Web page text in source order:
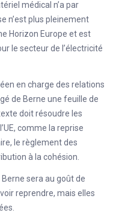
médical n’a par
n’est plus pleinement
Horizon Europe et est
le secteur de l’électricité
en charge des relations
de Berne une feuille de
doit résoudre les
comme la reprise
le règlement des
à la cohésion.
sera au goût de
reprendre, mais elles